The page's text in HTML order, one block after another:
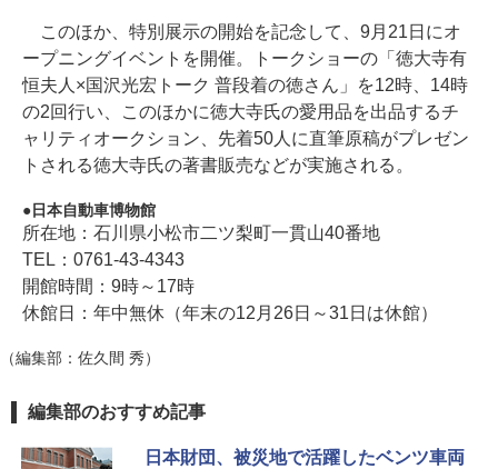
このほか、特別展示の開始を記念して、9月21日にオ
ープニングイベントを開催。トークショーの「徳大寺有
恒夫人×国沢光宏トーク 普段着の徳さん」を12時、14時
の2回行い、このほかに徳大寺氏の愛用品を出品するチ
ャリティオークション、先着50人に直筆原稿がプレゼン
トされる徳大寺氏の著書販売などが実施される。
日本自動車博物館
所在地：石川県小松市二ツ梨町一貫山40番地
TEL：0761-43-4343
開館時間：9時～17時
休館日：年中無休（年末の12月26日～31日は休館）
（編集部：佐久間 秀）
編集部のおすすめ記事
日本財団、被災地で活躍したベンツ車両